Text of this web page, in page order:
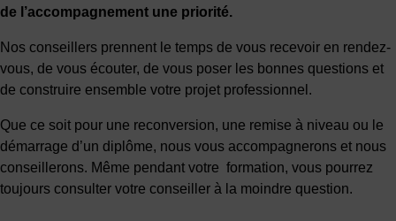
de l’accompagnement une priorité.
Nos conseillers prennent le temps de vous recevoir en rendez-
vous, de vous écouter, de vous poser les bonnes questions et
de construire ensemble votre projet professionnel.
Que ce soit pour une reconversion, une remise à niveau ou le
démarrage d’un diplôme, nous vous accompagnerons et nous
conseillerons. Même pendant votre formation, vous pourrez
toujours consulter votre conseiller à la moindre question.